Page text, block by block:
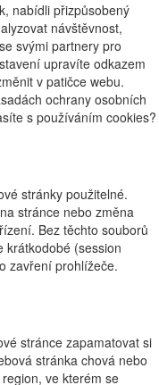
nabídli přizpůsobený
návštěvnost,
svými partnery pro
upravíte odkazem
v patičce webu.
ochrany osobních
s používáním cookies?
stránky použitelné.
stránce nebo změna
Bez těchto souborů
krátkodobé (session
zavření prohlížeče.
stránce zapamatovat si
stránka chová nebo
ve kterém se